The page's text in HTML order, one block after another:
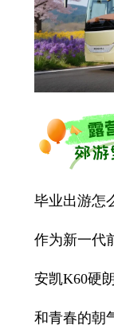
毕业出游怎
作为新一代
安凯K60硬
和青春的朝